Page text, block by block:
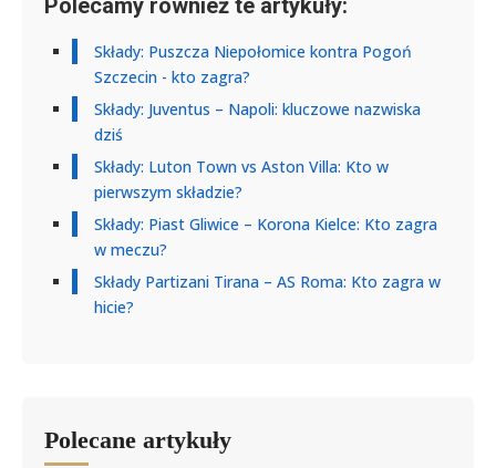
Składy: Puszcza Niepołomice kontra Pogoń
Szczecin - kto zagra?
Składy: Juventus – Napoli: kluczowe nazwiska
dziś
Składy: Luton Town vs Aston Villa: Kto w
pierwszym składzie?
Składy: Piast Gliwice – Korona Kielce: Kto zagra
w meczu?
Składy Partizani Tirana – AS Roma: Kto zagra w
hicie?
Polecane artykuły